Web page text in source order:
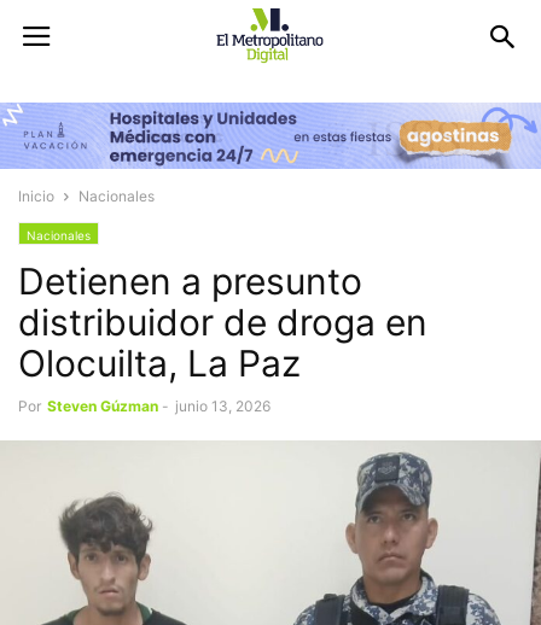
Inicio Nacionales
Nacionales
Detienen a presunto
distribuidor de droga en
Olocuilta, La Paz
Por Steven Gúzman - junio 13, 2026